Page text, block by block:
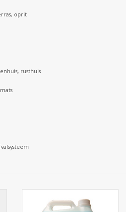
oprit
rusthuis